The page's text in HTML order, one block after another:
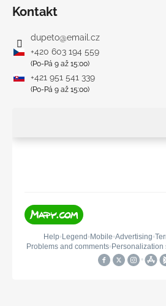
Kontakt
dupeto@email.cz
+420 603 194 559
(Po-Pá 9 až 15:00)
+421 951 541 339
(Po-Pá 9 až 15:00)